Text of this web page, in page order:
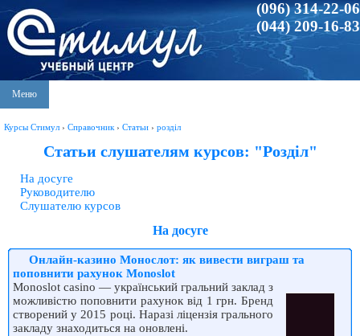
(096) 314-22-06
(044) 209-16-83
Меню
Курсы Стимул › Справочник › Статьи › розділ
Статьи слушателям курсов: "Розділ"
На досуге
Руководителю
Слушателю курсов
На досуге
Онлайн-казино Монослот: як вивести виграш та
поповнити рахунок Monoslot
Monoslot casino — український гральний заклад з
можливістю поповнити рахунок від 1 грн. Бренд
створений у 2015 році. Наразі ліцензія грального
закладу знаходиться на оновлені.